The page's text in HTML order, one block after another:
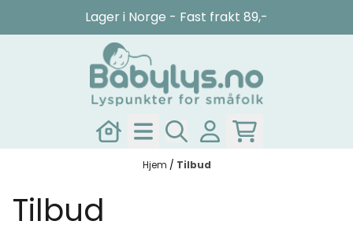
Hopp til innholdLager i Norge - Fast frakt 89,-
Hjem / Tilbud
Tilbud